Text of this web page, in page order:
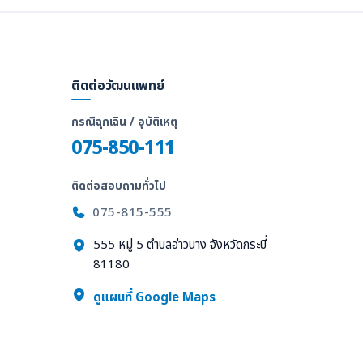
ติดต่อวัฒนแพทย์
กรณีฉุกเฉิน / อุบัติเหตุ
075-850-111
ติดต่อสอบถามทั่วไป
075-815-555
555 หมู่ 5 ตำบลอ่าวนาง จังหวัดกระบี่
81180
ดูแผนที่ Google Maps